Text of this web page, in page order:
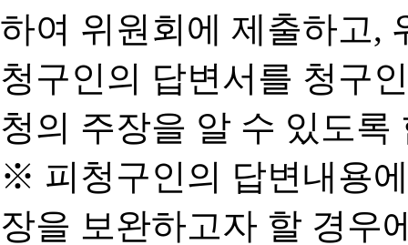
하여 위원회에 제출하고,
청구인의 답변서를 청구
청의 주장을 알 수 있도록
※ 피청구인의 답변내용
장을 보완하고자 할 경우